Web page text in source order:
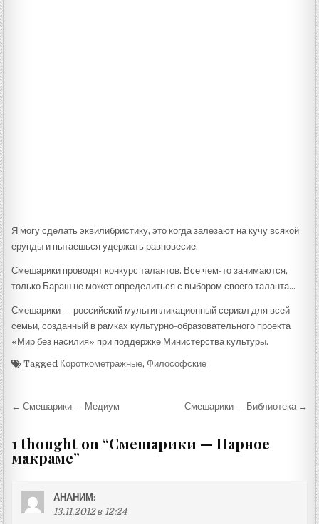
Я могу сделать эквилибристику, это когда залезают на кучу всякой
ерунды и пытаешься удержать равновесие.
Смешарики проводят конкурс талантов. Все чем-то занимаются,
только Бараш не может определиться с выбором своего таланта…
Смешарики — российский мультипликационный сериал для всей
семьи, созданный в рамках культурно-образовательного проекта
«Мир без насилия» при поддержке Министерства культуры.
Tagged Короткометражные,Философские
Навигация
записям
← Смешарики — Медиум Смешарики — Библиотека →
1 thought on “Смешарики — Парное
макраме”
АНАНИМ:
13.11.2012 в 12:24